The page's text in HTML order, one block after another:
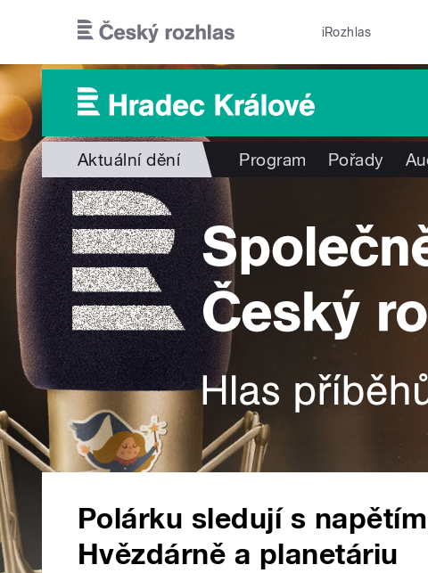
iRozhlas
Aktuální dění Program Pořady
Polárku sledují s
Hvězdárně a planetáriu